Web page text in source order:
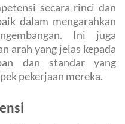
secara rinci dan
dalam mengarahkan
Ini juga
arah yang jelas kepada
dan standar yang
pekerjaan mereka.